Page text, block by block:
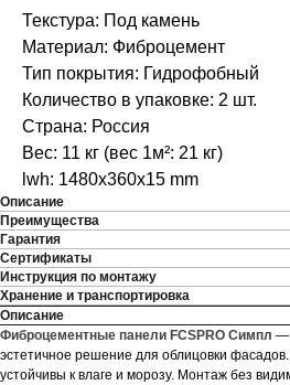
Текстура: Под камень
Материал: Фиброцемент
Тип покрытия: Гидрофобный
Количество в упаковке: 2 шт.
Страна: Россия
Вес: 11 кг (вес 1м²: 21 кг)
lwh: 1480x360x15 mm
Описание
Преимущества
Гарантия
Сертификаты
Инструкция по монтажу
Хранение и транспортировка
Описание
Фиброцементные панели FCSPRO Симпл —
эстетичное решение для облицовки
устойчивы к влаге и морозу. Монтаж без